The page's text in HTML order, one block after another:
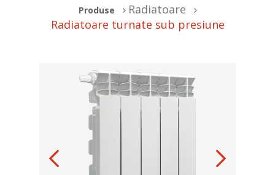
Produse
Radiatoare
Radiatoare turnate sub presiune